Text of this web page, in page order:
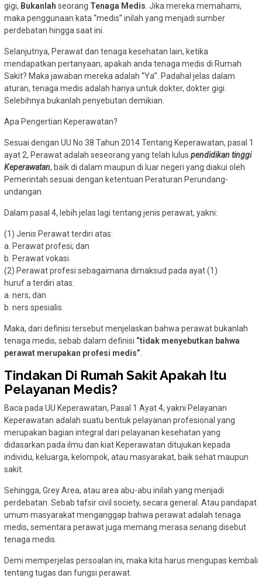
gigi, Bukanlah seorang Tenaga Medis . Jika mereka memahami,
maka penggunaan kata “medis” inilah yang menjadi sumber
perdebatan hingga saat ini.
Selanjutnya, Perawat dan tenaga kesehatan lain, ketika
mendapatkan pertanyaan, apakah anda tenaga medis di Rumah
Sakit? Maka jawaban mereka adalah “Ya”. Padahal jelas dalam
aturan, tenaga medis adalah hanya untuk dokter, dokter gigi.
Selebihnya bukanlah penyebutan demikian.
Apa Pengertian Keperawatan?
Sesuai dengan UU No 38 Tahun 2014 Tentang Keperawatan, pasal 1
ayat 2, Perawat adalah seseorang yang telah lulus pendidikan tinggi
Keperawatan, baik di dalam maupun di Iuar negeri yang diakui oleh
Pemerintah sesuai dengan ketentuan Peraturan Perundang-
undangan.
Dalam pasal 4, lebih jelas lagi tentang jenis perawat, yakni:
(1) Jenis Perawat terdiri atas:
a. Perawat profesi; dan
b. Perawat vokasi.
(2) Perawat profesi sebagaimana dimaksud pada ayat (1)
huruf a terdiri atas:
a. ners; dan
b. ners spesialis.
Maka, dari definisi tersebut menjelaskan bahwa perawat bukanlah
tenaga medis, sebab dalam definisi “tidak menyebutkan bahwa
perawat merupakan profesi medis”
Tindakan Di Rumah Sakit Apakah Itu
Pelayanan Medis?
Baca pada UU Keperawatan, Pasal 1 Ayat 4, yakni Pelayanan
Keperawatan adalah suatu bentuk pelayanan profesional yang
merupakan bagian integral dari pelayanan kesehatan yang
didasarkan pada ilmu dan kiat Keperawatan ditujukan kepada
individu, keluarga, kelompok, atau masyarakat, baik sehat maupun
sakit.
Sehingga, Grey Area, atau area abu-abu inilah yang menjadi
perdebatan. Sebab tafsir civil society, secara general. Atau pandapat
umum masyarakat menganggap bahwa perawat adalah tenaga
medis, sementara perawat juga memang merasa senang disebut
tenaga medis.
Demi memperjelas persoalan ini, maka kita harus mengupas kembali
tentang tugas dan fungsi perawat.